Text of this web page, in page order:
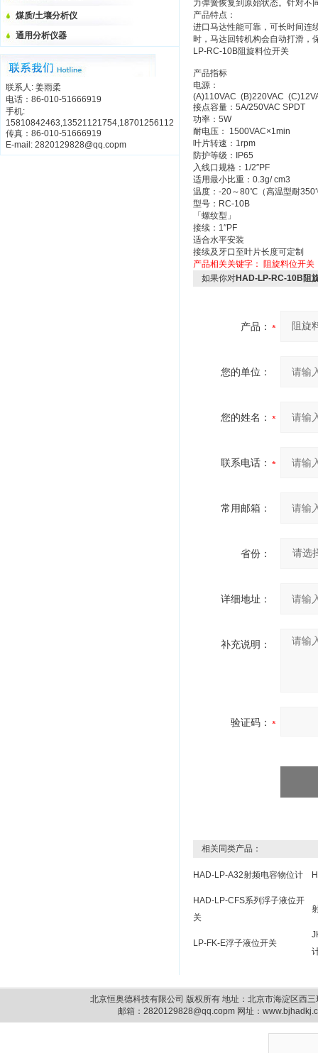
煤质/土壤分析仪
通用分析仪器
联系人: 姜雨柔
电话：86-010-51666919
手机:
15810842463,13521121754,18701256112
传真：86-010-51666919
E-mail: 2820129828@qq.copm
力弹簧恢复到原始状态。针对不
产品特点：
进口马达性能可靠，可长时间连
时，马达回转机构会自动打滑，
LP-RC-10B阻旋料位开关
产品指标
电源：
(A)110VAC (B)220VAC
接点容量：5A/250VAC SPDT
功率：5W
耐电压： 1500VAC×1min
叶片转速：1rpm
防护等级：IP65
入线口规格：1/2″PF
适用最小比重：0.3g/ cm3
温度：-20～80℃（高温型耐
型号：RC-10B
「螺纹型」
接续：1″PF
适合水平安装
接续及牙口至叶片长度可定制
产品相关关键字： 阻旋料位开关
如果你对HAD-LP-RC-10B阻
产品：
您的单位：
您的姓名：
联系电话：
常用邮箱：
省份：
详细地址：
补充说明：
验证码：
相关同类产品：
HAD-LP-A32射频电容物位计
HAD-LP-CFS系列浮子液位开
关
LP-FK-E浮子液位开关
北京恒奥德科技有限公司 版权所有 地址：北京市海淀区西
邮箱：2820129828@qq.copm 网址：